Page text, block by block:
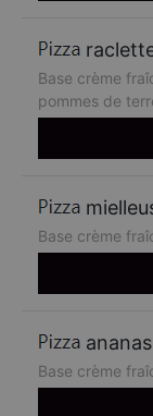
Base crème
pommes de
Base crème
Base crème